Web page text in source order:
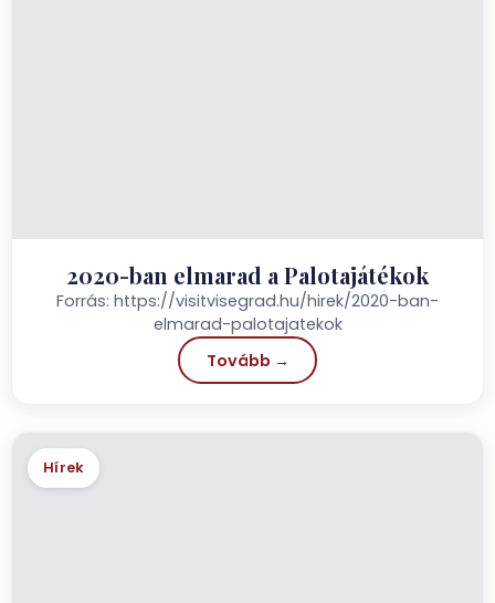
2020-ban elmarad a Palotajátékok
Forrás: https://visitvisegrad.hu/hirek/2020-ban-
elmarad-palotajatekok
Tovább →
Hírek